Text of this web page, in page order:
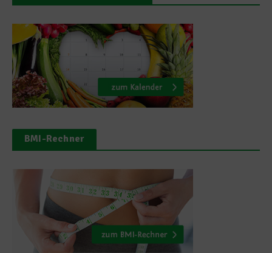
BMI-Rechner